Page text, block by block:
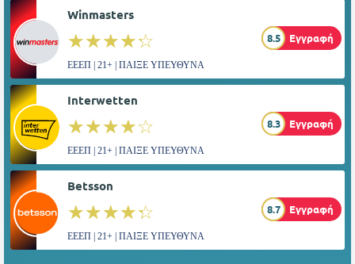
Winmasters
☆☆☆☆☆
★★★★★ 8.5 Εγγραφή
ΕΕΕΠ | 21+ | ΠΑΙΞΕ ΥΠΕΥΘΥΝΑ
Interwetten
☆☆☆☆☆
★★★★★ 8.3 Εγγραφή
ΕΕΕΠ | 21+ | ΠΑΙΞΕ ΥΠΕΥΘΥΝΑ
Betsson
☆☆☆☆☆
★★★★★ 8.7 Εγγραφή
ΕΕΕΠ | 21+ | ΠΑΙΞΕ ΥΠΕΥΘΥΝΑ